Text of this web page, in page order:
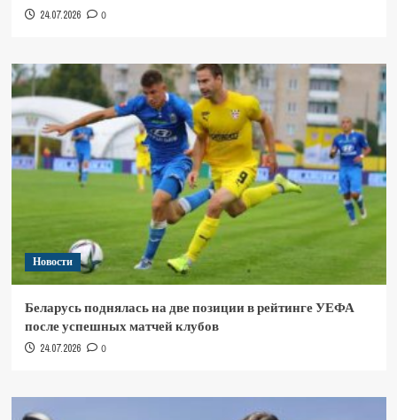
24.07.2026 0
Новости
Беларусь поднялась на две позиции в рейтинге УЕФА
после успешных матчей клубов
24.07.2026 0